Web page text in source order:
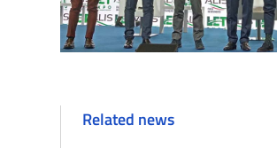
Related news